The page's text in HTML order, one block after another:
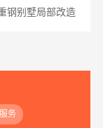
钢别墅局部改造
务